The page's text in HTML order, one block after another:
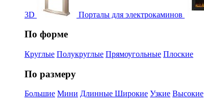
3D Порталы для электрокаминов
По форме
Круглые Полукруглые Прямоугольные Плоские
По размеру
Большие Мини Длинные Широкие Узкие Высокие